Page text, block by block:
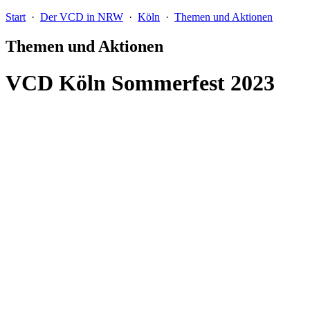
Start · Der VCD in NRW · Köln · Themen und Aktionen
Themen und Aktionen
VCD Köln Sommerfest 2023